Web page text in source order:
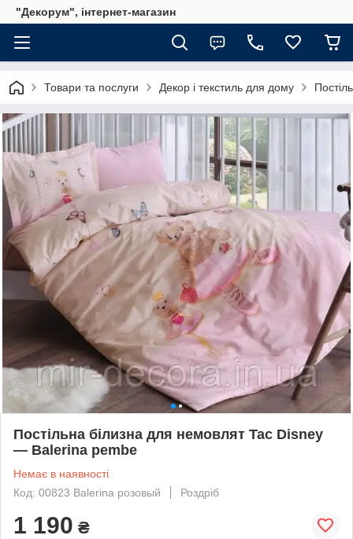
"Декорум", інтернет-магазин
Товари та послуги Декор і текстиль для дому
Постільна білизна для немовлят Tac Disney
— Balerina pembe
Немає в наявності
Код: 00823 Balerina розовый
Роздріб
1 190 ₴